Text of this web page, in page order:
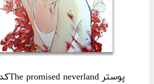
پوستر The promised neverlandکد nvlpo19